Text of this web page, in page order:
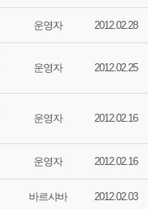
운영자 2012.02.28
운영자 2012.02.25
운영자 2012.02.16
운영자 2012.02.16
바르샤바 2012.02.03